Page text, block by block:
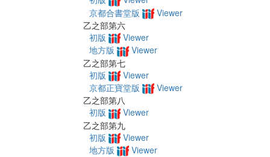
京都合書堂版
Viewer
乙之部第六
初版
Viewer
地方版
Viewer
乙之部第七
初版
Viewer
京都正寶堂版
Viewer
乙之部第八
初版
Viewer
乙之部第九
初版
Viewer
地方版
Viewer